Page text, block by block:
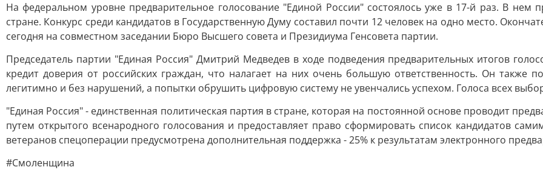
На федеральном уровне предварительное голосование "Единой России" состоялось уже в 17-й раз. В нем
стране. Конкурс среди кандидатов в Государственную Думу составил почти 12 человек на одно место.
сегодня на совместном заседании Бюро Высшего совета и Президиума Генсовета партии.
Председатель партии "Единая Россия" Дмитрий Медведев в ходе подведения предварительных итогов
кредит доверия от российских граждан, что налагает на них очень большую ответственность. Он также
легитимно и без нарушений, а попытки обрушить цифровую систему не увенчались успехом. Голоса всех
"Единая Россия" - единственная политическая партия в стране, которая на постоянной основе проводит
путем открытого всенародного голосования и предоставляет право сформировать список кандидатов
ветеранов спецоперации предусмотрена дополнительная поддержка - 25% к результатам электронного
#Смоленщина